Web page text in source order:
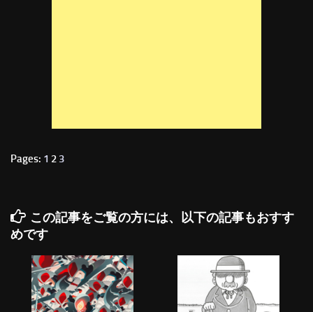
Pages: 1 2 3
この記事をご覧の方には、以下の記事もおすす
めです